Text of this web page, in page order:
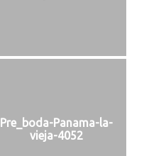
Pre_boda-Panama-la-
vieja-4052